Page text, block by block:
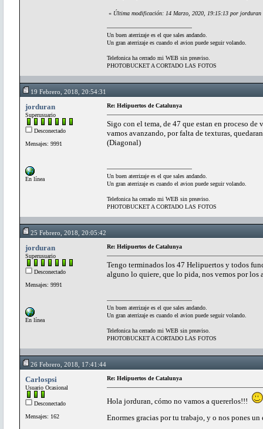
« Última modificación: 14 Marzo, 2020, 19:15:13 por jorduran
Un buen aterrizaje es el que sales andando.
Un gran aterrizaje es cuando el avion puede seguir volando.
Telefonica ha cerrado mi WEB sin preaviso.
PHOTOBUCKET A CORTADO LAS FOTOS
19 Febrero, 2018, 20:54:31
jorduran
Superusuario
Desconectado
Mensajes: 9991
En línea
Re: Helipuertos de Catalunya
Sigo con el tema, de 47 que estan en proceso
vamos avanzando, por falta de texturas,
(Diagonal)
Un buen aterrizaje es el que sales andando.
Un gran aterrizaje es cuando el avion puede seguir volando.
Telefonica ha cerrado mi WEB sin preaviso.
PHOTOBUCKET A CORTADO LAS FOTOS
25 Febrero, 2018, 20:05:42
jorduran
Superusuario
Desconectado
Mensajes: 9991
En línea
Re: Helipuertos de Catalunya
Tengo terminados los 47 Helipuertos y todos
alguno lo quiere, que lo pida, nos vemos por los
Un buen aterrizaje es el que sales andando.
Un gran aterrizaje es cuando el avion puede seguir volando.
Telefonica ha cerrado mi WEB sin preaviso.
PHOTOBUCKET A CORTADO LAS FOTOS
26 Febrero, 2018, 17:41:44
Carlospsi
Usuario Ocasional
Desconectado
Mensajes: 162
Re: Helipuertos de Catalunya
Hola jorduran, cómo no vamos a quererlos!!!
Enormes gracias por tu trabajo, y o nos pones